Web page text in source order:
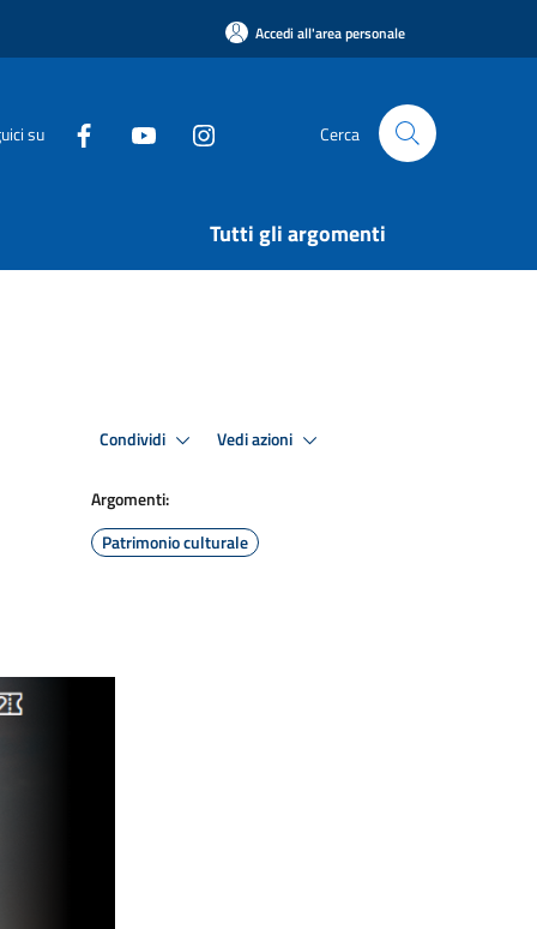
Accedi all'area personale
su Cerca
Tutti gli argomenti
Condividi Vedi azioni
Argomenti:
Patrimonio culturale